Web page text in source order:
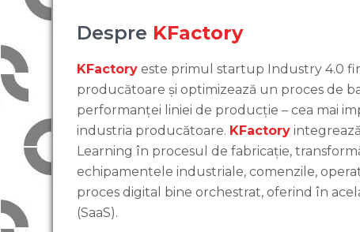
Despre KFactory
KFactory este primul startup Industry 4.0
producătoare și optimizează un proces de
performanței liniei de producție – cea mai
industria producătoare. KFactory
Learning în procesul de fabricație,
echipamentele industriale, comenzile,
proces digital bine orchestrat, oferind în
(SaaS).